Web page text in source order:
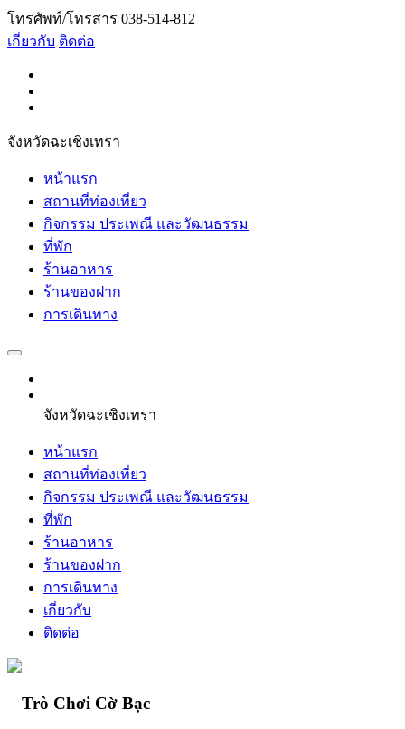
โทรศัพท์/โทรสาร 038-514-812
เกี่ยวกับ ติดต่อ
จังหวัดฉะเชิงเทรา
หน้าแรก
สถานที่ท่องเที่ยว
กิจกรรม ประเพณี และวัฒนธรรม
ที่พัก
ร้านอาหาร
ร้านของฝาก
การเดินทาง
จังหวัดฉะเชิงเทรา
หน้าแรก
สถานที่ท่องเที่ยว
กิจกรรม ประเพณี และวัฒนธรรม
ที่พัก
ร้านอาหาร
ร้านของฝาก
การเดินทาง
เกี่ยวกับ
ติดต่อ
Trò Chơi Cờ Bạc